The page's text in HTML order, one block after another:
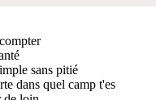
sans pitié
dans quel camp t'es